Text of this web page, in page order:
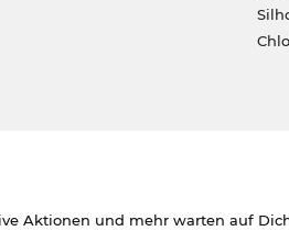
Aktionen und mehr warten auf